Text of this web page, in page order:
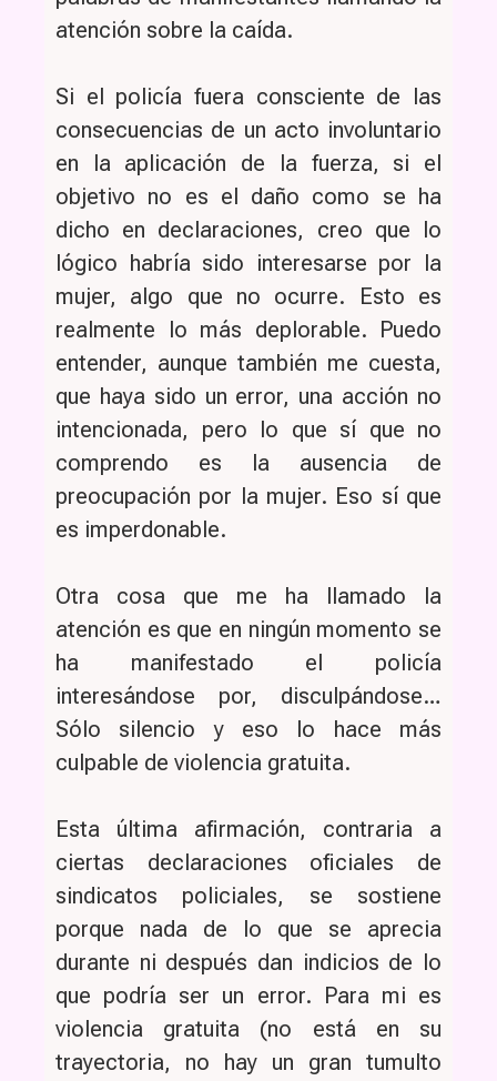
atención sobre la caída.
Si el policía fuera consciente de las
consecuencias de un acto involuntario
en la aplicación de la fuerza, si el
objetivo no es el daño como se ha
dicho en declaraciones, creo que lo
lógico habría sido interesarse por la
mujer, algo que no ocurre. Esto es
realmente lo más deplorable. Puedo
entender, aunque también me cuesta,
que haya sido un error, una acción no
intencionada, pero lo que sí que no
comprendo es la ausencia de
preocupación por la mujer. Eso sí que
es imperdonable.
Otra cosa que me ha llamado la
atención es que en ningún momento se
ha manifestado el policía
interesándose por, disculpándose…
Sólo silencio y eso lo hace más
culpable de violencia gratuita.
Esta última afirmación, contraria a
ciertas declaraciones oficiales de
sindicatos policiales, se sostiene
porque nada de lo que se aprecia
durante ni después dan indicios de lo
que podría ser un error. Para mi es
violencia gratuita (no está en su
trayectoria, no hay un gran tumulto